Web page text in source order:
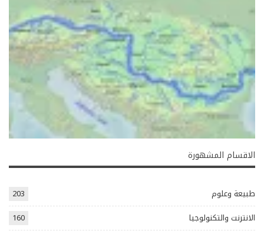
الاقسام المشهورة
طبيعة وعلوم
203
الانترنت والتكنولوجيا
160